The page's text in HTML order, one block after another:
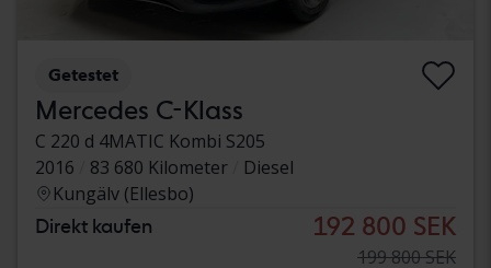
Getestet
Mercedes C-Klass
C 220 d 4MATIC Kombi S205
2016
83 680 Kilometer
Diesel
Kungälv (Ellesbo)
Direkt kaufen 192 800 SEK
199 800 SEK